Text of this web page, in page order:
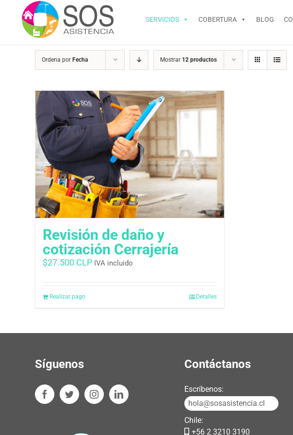
contenido
SERVICIOS COBERTURA BLOG
Ordena por Fecha Mostrar 12 productos
Revisión de daño y
cotización Cerrajería
$27.500 CLP IVA incluido
Realizar pago Detalles
Síguenos Contáctanos
Escríbenos:
hola@sosasistencia.cl
Chile:
+56 2 3210 3190